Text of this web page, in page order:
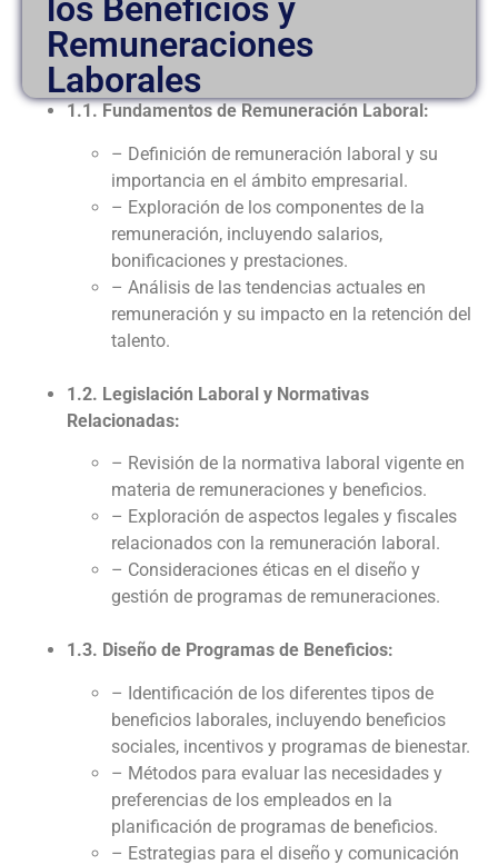
los Beneficios y
Remuneraciones
Laborales
1.1. Fundamentos de Remuneración Laboral:
– Definición de remuneración laboral y su
importancia en el ámbito empresarial.
– Exploración de los componentes de la
remuneración, incluyendo salarios,
bonificaciones y prestaciones.
– Análisis de las tendencias actuales en
remuneración y su impacto en la retención del
talento.
1.2. Legislación Laboral y Normativas
Relacionadas:
– Revisión de la normativa laboral vigente en
materia de remuneraciones y beneficios.
– Exploración de aspectos legales y fiscales
relacionados con la remuneración laboral.
– Consideraciones éticas en el diseño y
gestión de programas de remuneraciones.
1.3. Diseño de Programas de Beneficios:
– Identificación de los diferentes tipos de
beneficios laborales, incluyendo beneficios
sociales, incentivos y programas de bienestar.
– Métodos para evaluar las necesidades y
preferencias de los empleados en la
planificación de programas de beneficios.
– Estrategias para el diseño y comunicación